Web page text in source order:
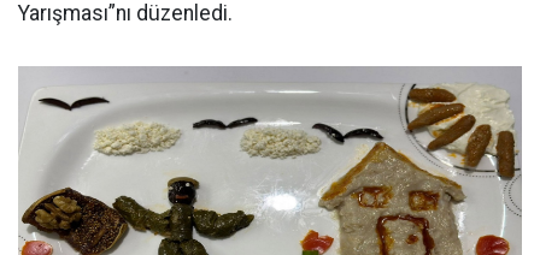
Yarışması”nı düzenledi.